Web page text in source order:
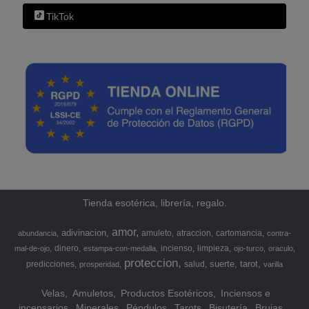
TikTok
Tienda esotérica, librería, regalo.
abundancia adivinacion amor amuleto atraccion cartomancia
contra-
mal-de-ojo
dinero estampa-con-medalla incienso limpieza ojo-turco oraculo
predicciones prosperidad proteccion salud suerte tarot varilla
Velas Amuletos Productos Esotéricos
Inciensos e